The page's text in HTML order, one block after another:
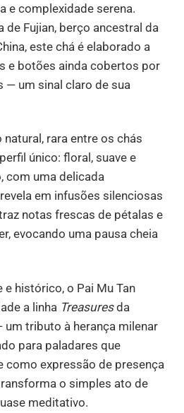
e complexidade serena.
de Fujian, berço ancestral da
este chá é elaborado a
e botões ainda cobertos por
— um sinal claro de sua
rara entre os chás
único: floral, suave e
com uma delicada
em infusões silenciosas
notas frescas de pétalas e
evocando uma pausa cheia
e histórico, o Pai Mu Tan
a linha Treasuresda
um tributo à herança milenar
para paladares que
como expressão de presença
o simples ato de
meditativo.